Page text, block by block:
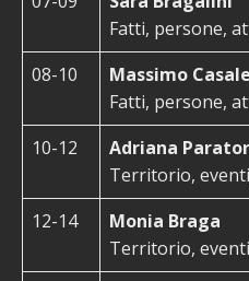
Fatti, persone,
08-10
Massimo Casale
Fatti, persone,
10-12
Adriana
Territorio,
12-14
Monia Braga
Territorio,